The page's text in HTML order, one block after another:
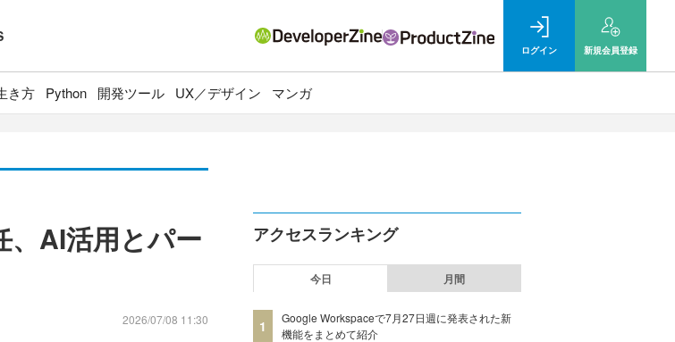
ログイン 新規会員登録
き方 Python 開発ツール UX／デザイン マンガ
、AI活用とパー
2026/07/08 11:30
アクセスランキング
今日 月間
1
Google Workspaceで7月27日週に発表された新
機能をまとめて紹介